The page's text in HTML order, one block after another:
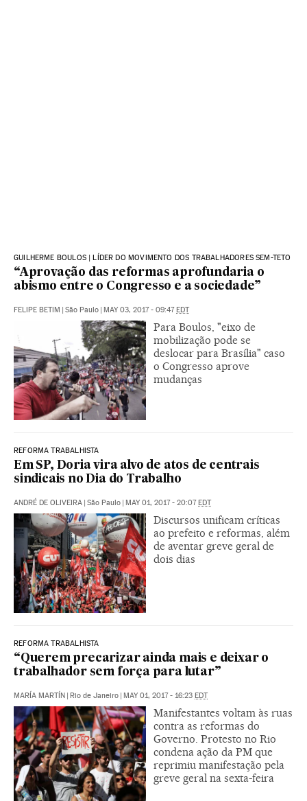
GUILHERME BOULOS | LÍDER DO MOVIMENTO DOS TRABALHADORES SEM-TETO
“Aprovação das reformas aprofundaria o
abismo entre o Congresso e a sociedade”
FELIPE BETIM | São Paulo | MAY 03, 2017 - 09:47EDT
Para Boulos, "eixo de
mobilização pode se
deslocar para Brasília" caso
o Congresso aprove
mudanças
REFORMA TRABALHISTA
Em SP, Doria vira alvo de atos de centrais
sindicais no Dia do Trabalho
ANDRÉ DE OLIVEIRA | São Paulo | MAY 01, 2017 - 20:07EDT
Discursos unificam críticas
ao prefeito e reformas, além
de aventar greve geral de
dois dias
REFORMA TRABALHISTA
“Querem precarizar ainda mais e deixar o
trabalhador sem força para lutar”
MARÍA MARTÍN | Rio de Janeiro | MAY 01, 2017 - 16:23 EDT
Manifestantes voltam às ruas
contra as reformas do
Governo. Protesto no Rio
condena ação da PM que
reprimiu manifestação pela
greve geral na sexta-feira